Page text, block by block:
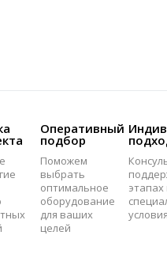
Оперативный
подбор
Поможем
выбрать
оптимальное
оборудование
для ваших
целей
этапах